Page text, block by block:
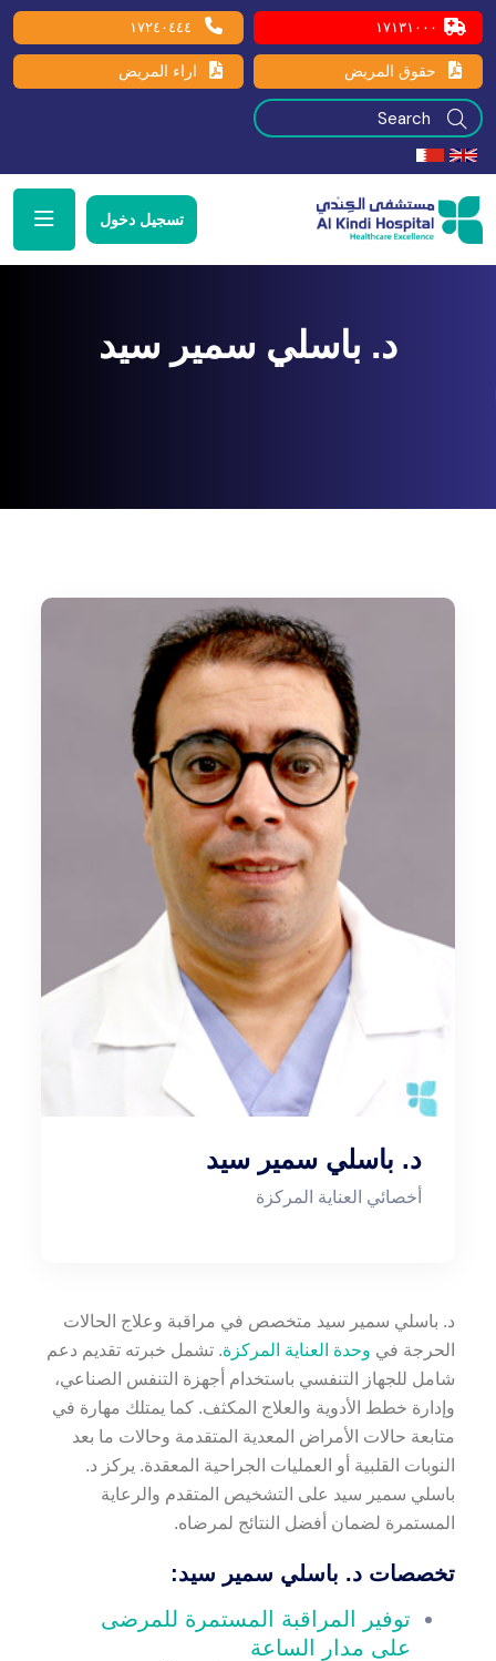
١٧١٣١٠٠٠ ١٧٢٤٠٤٤٤
حقوق المريض اراء المريض
تسجيل دخول
د. باسلي سمير سيد
د. باسلي سمير سيد
أخصائي العناية المركزة
د. باسلي سمير سيد متخصص في مراقبة وعلاج الحالات
الحرجة في وحدة العناية المركزة. تشمل خبرته تقديم دعم
شامل للجهاز التنفسي باستخدام أجهزة التنفس الصناعي،
وإدارة خطط الأدوية والعلاج المكثف. كما يمتلك مهارة في
متابعة حالات الأمراض المعدية المتقدمة وحالات ما بعد
النوبات القلبية أو العمليات الجراحية المعقدة. يركز د.
باسلي سمير سيد على التشخيص المتقدم والرعاية
المستمرة لضمان أفضل النتائج لمرضاه.
تخصصات د. باسلي سمير سيد:
توفير المراقبة المستمرة للمرضى
على مدار الساعة